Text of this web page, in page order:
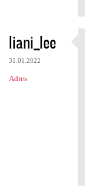
liani_lee
31.01.2022
Adres